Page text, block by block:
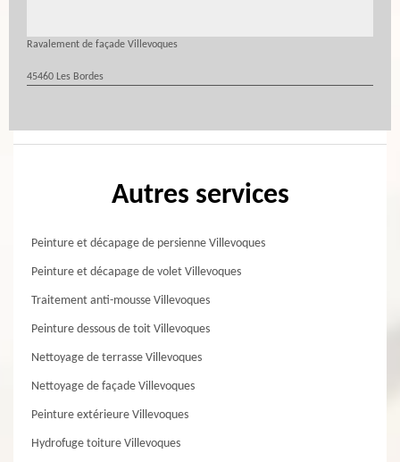
Ravalement de façade Villevoques
45460 Les Bordes
Autres services
Peinture et décapage de persienne Villevoques
Peinture et décapage de volet Villevoques
Traitement anti-mousse Villevoques
Peinture dessous de toit Villevoques
Nettoyage de terrasse Villevoques
Nettoyage de façade Villevoques
Peinture extérieure Villevoques
Hydrofuge toiture Villevoques